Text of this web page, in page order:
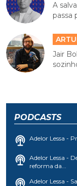
A
passa
Jair
PODCASTS
Adelor Lessa -
Adelor Lessa -
reforma da...
Adelor Lessa -